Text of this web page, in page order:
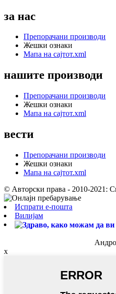
за нас
Препорачани производи
Жешки ознаки
Мапа на сајтот.xml
нашите производи
Препорачани производи
Жешки ознаки
Мапа на сајтот.xml
вести
Препорачани производи
Жешки ознаки
Мапа на сајтот.xml
© Авторски права - 2010-2021:
Испрати е-пошта
Вилијам
x